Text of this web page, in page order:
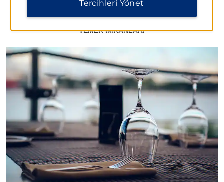
YEMEK İMKANLARI
Tercihleri Yönet